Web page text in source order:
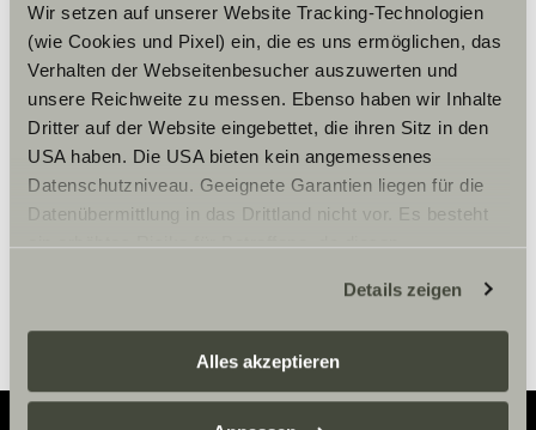
Wir setzen auf unserer Website Tracking-Technologien
(wie Cookies und Pixel) ein, die es uns ermöglichen, das
Verhalten der Webseitenbesucher auszuwerten und
unsere Reichweite zu messen. Ebenso haben wir Inhalte
Dritter auf der Website eingebettet, die ihren Sitz in den
USA haben. Die USA bieten kein angemessenes
Datenschutzniveau. Geeignete Garantien liegen für die
Datenübermittlung in das Drittland nicht vor. Es besteht
ein erhöhtes Risiko für Betroffene, da diesen
zustehen. Eingesetzte Dienstleister können Daten für
eigene Zwecke verarbeiten und mit anderen Daten
zusammenführen. Weitere Informationen finden Sie hier:
Datenschutzerklärung
Details zeigen
Alles akzeptieren
Hay que aceptar los cookies de
marketing para ver el contenido.
Ajustes de cookies